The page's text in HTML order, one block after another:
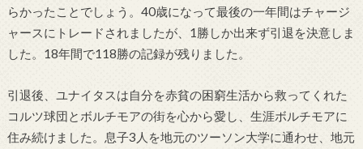
らかったことでしょう。40歳になって最後の一年間はチャージ
ャースにトレードされましたが、1勝しか出来ず引退を決意しま
した。18年間で118勝の記録が残りました。
引退後、ユナイタスは自分を赤貧の困窮生活から救ってくれた
コルツ球団とボルチモアの街を心から愛し、生涯ボルチモアに
住み続けました。息子3人を地元のツーソン大学に通わせ、地元